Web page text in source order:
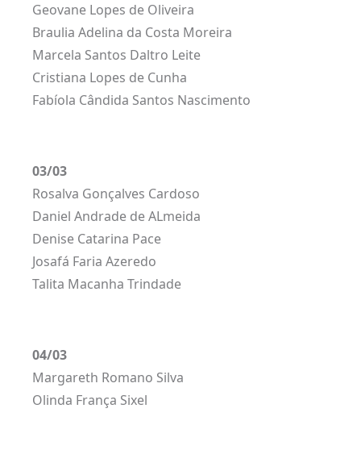
Geovane Lopes de Oliveira
Braulia Adelina da Costa Moreira
Marcela Santos Daltro Leite
Cristiana Lopes de Cunha
Fabíola Cândida Santos Nascimento
03/03
Rosalva Gonçalves Cardoso
Daniel Andrade de ALmeida
Denise Catarina Pace
Josafá Faria Azeredo
Talita Macanha Trindade
04/03
Margareth Romano Silva
Olinda França Sixel